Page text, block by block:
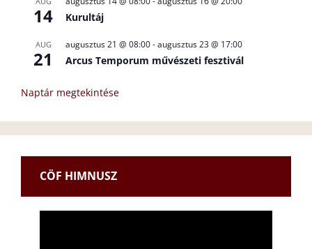
14 Kurultáj
AUG
21
augusztus 21 @ 08:00-augusztus 23 @ 17:00
Arcus Temporum művészeti fesztivál
Naptár megtekintése
CÖF HIMNUSZ